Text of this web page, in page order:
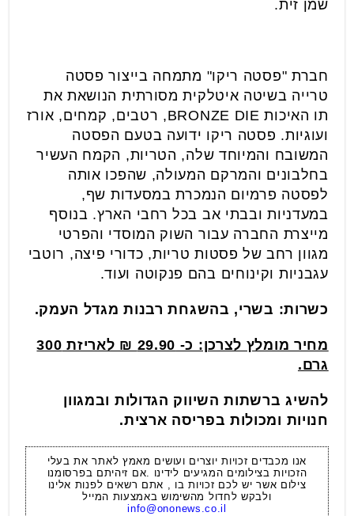
שמן זית.
חברת "פסטה ריקו" מתמחה בייצור פסטה
טרייה בשיטה איטלקית מסורתית הנושאת את
תו האיכות BRONZE DIE, רטבים, קמחים, אורז
ועוגיות. פסטה ריקו ידועה בטעם הפסטה
המשובח והמיוחד שלה, הטריות, הקמח העשיר
בחלבונים והמרקם המעולה, שהפכו אותה
לפסטה פרמיום הנמכרת במסעדות שף,
במעדניות ובבתי אב בכל רחבי הארץ. בנוסף
מייצרת החברה עבור השוק המוסדי והפרטי
מגוון רחב של פסטות טריות, כדורי פיצה, רוטבי
עגבניות וקינוחים בהם פנקוטה ועוד.
כשרות: בשרי, בהשגחת רבנות מגדל העמק.
מחיר מומלץ לצרכן: כ- 29.90 ₪ לאריזת 300
גרם.
להשיג ברשתות השיווק הגדולות ובמגוון
חנויות ומכולות בפריסה ארצית.
אנו מכבדים זכויות יוצרים ועושים מאמץ לאתר את בעלי
הזכויות בצילומים המגיעים לידינו .אם זיהיתם בפרסומנו
צילום אשר יש לכם זכויות בו , אתם רשאים לפנות אלינו
ולבקש לחדול מהשימוש באמצעות המייל
info@ononews.co.il